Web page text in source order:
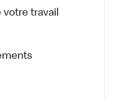
votre travail